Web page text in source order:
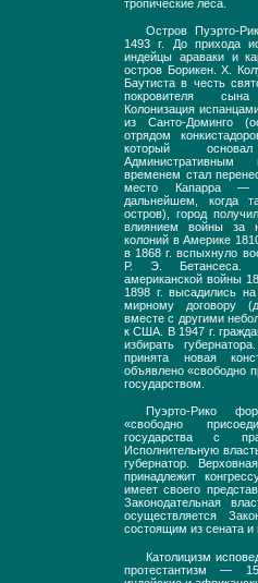
тропические леса.
Остров Пуэрто-
1493 г. До прихода
индейцы араваки и
остров Борикен. X.
Баутиста в честь
покровителя
Колонизация
из Санто-Доминго
отрядом
который
временем стал
место Капарра —
дальнейшем, когда
остров), город
влиянием войны за
колоний в Америке
в 1868 г. вспыхнуло
Р. Э. Бетансеса.
американской войны
1898 г. высадились
мирному договору
вместе с другими
к США. В 1947 г.
избирать
принята новая
объявлено «свободно
государством.
Пуэрто-Рико
«свободно
государства с
Исполнительную
губернатор.
принадлежит
имеет своего
Законодательная
осуществляется
состоящим из сената и
Католицизм
протестантизм —